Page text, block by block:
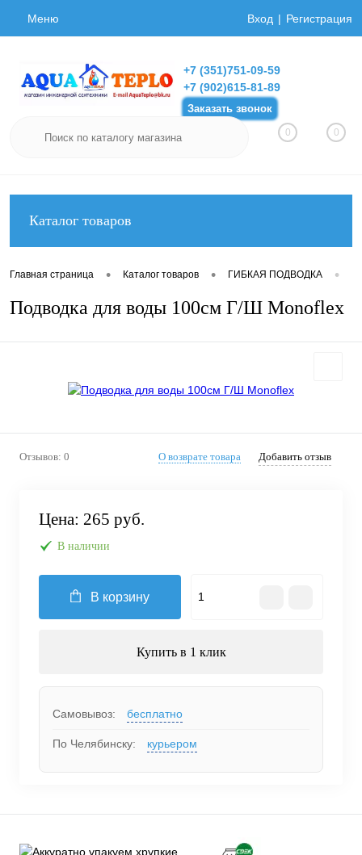
Меню Вход Регистрация
+7 (351)751-09-59
+7 (902)615-81-89
Заказать звонок
0 0
Каталог товаров
Главная страница • Каталог товаров • ГИБКАЯ ПОДВОДКА •
Подводка для воды 100см Г/Ш Monoflex
Отзывов: 0 О возврате товара Добавить отзыв
Цена: 265 руб.
В наличии
В корзину
Купить в 1 клик
Самовывоз: бесплатно
По Челябинску: курьером